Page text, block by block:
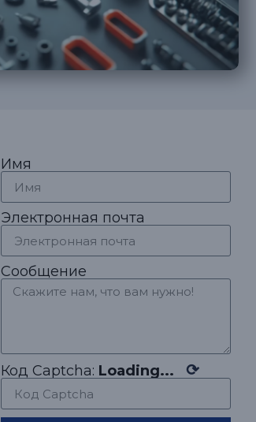
Имя
Электронная почта
Сообщение
Код Captcha: Loading... ⟳